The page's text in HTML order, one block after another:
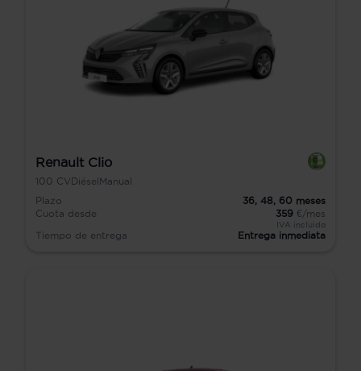
Renault Clio
100 CV Diésel Manual
Plazo
36, 48, 60 meses
Cuota desde
359 €/mes
IVA incluido
Tiempo de entrega Entrega inmediata